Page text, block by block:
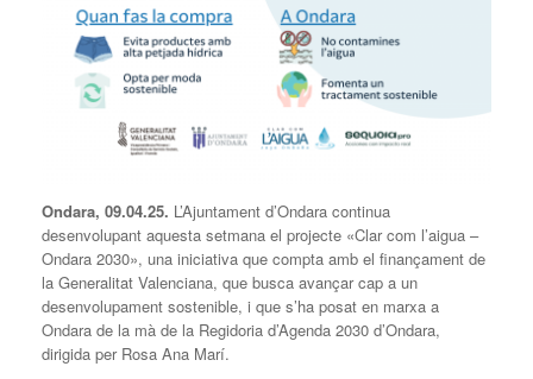
Ondara, 09.04.25. L’Ajuntament d’Ondara continua
desenvolupant aquesta setmana el projecte «Clar com l’aigua –
Ondara 2030», una iniciativa que compta amb el finançament de
la Generalitat Valenciana, que busca avançar cap a un
desenvolupament sostenible, i que s’ha posat en marxa a
Ondara de la mà de la Regidoria d’Agenda 2030 d’Ondara,
dirigida per Rosa Ana Marí.